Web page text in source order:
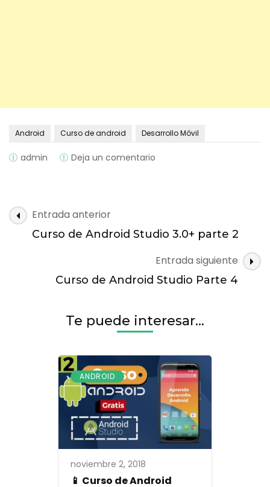
Android Curso de android Desarrollo Móvil
admin Deja un comentario
3
Navegación
de
Entrada anterior
Curso de Android Studio 3.0+ parte 2
Entrada siguiente
Curso de Android Studio Parte 4
Te puede interesar...
ANDROID
noviembre 2, 2018
📱 Curso de Android